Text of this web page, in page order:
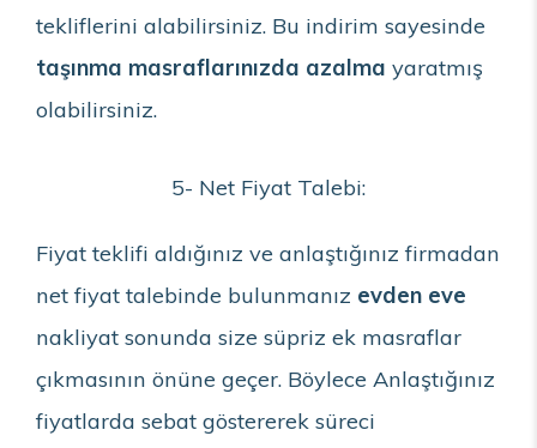
tekliflerini alabilirsiniz. Bu indirim sayesinde
taşınma masraflarınızda azalma yaratmış
olabilirsiniz.
5- Net Fiyat Talebi:
Fiyat teklifi aldığınız ve anlaştığınız firmadan
net fiyat talebinde bulunmanız evden eve
nakliyat sonunda size süpriz ek masraflar
çıkmasının önüne geçer. Böylece Anlaştığınız
fiyatlarda sebat göstererek süreci